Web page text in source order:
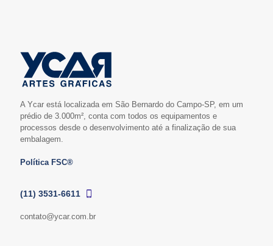
A Ycar está localizada em São Bernardo do Campo-SP, em um
prédio de 3.000m², conta com todos os equipamentos e
processos desde o desenvolvimento até a finalização de sua
embalagem.
Política FSC®
(11) 3531-6611
contato@ycar.com.br